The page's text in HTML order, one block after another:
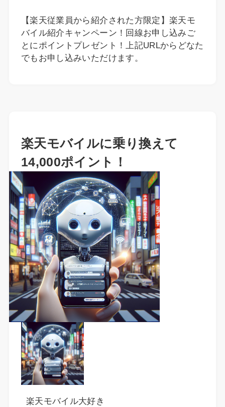
【楽天従業員から紹介された方限定】楽天モ
バイル紹介キャンペーン！回線お申し込みご
とにポイントプレゼント！上記URLからどなた
でもお申し込みいただけます。
楽天モバイルに乗り換えて
14,000ポイント！
楽天モバイル大好き